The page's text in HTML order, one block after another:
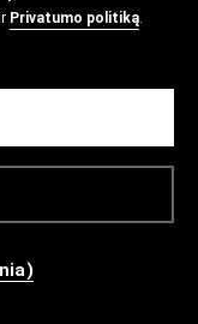
Privatumo politiką.